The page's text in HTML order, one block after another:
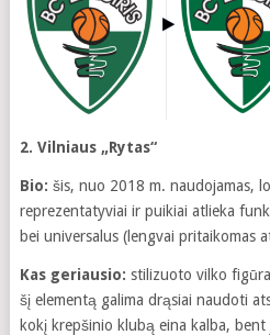
2. Vilniaus „Rytas“
Bio: šis, nuo 2018 m. naudojamas,
reprezentatyviai ir puikiai atlieka
bei universalus (lengvai pritaikomas
Kas geriausio: stilizuoto vilko
šį elementą galima drąsiai naudoti
kokį krepšinio klubą eina kalba,